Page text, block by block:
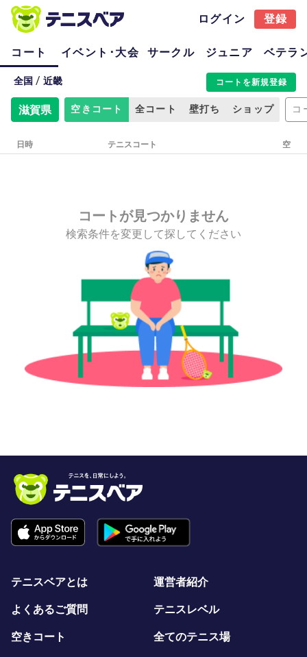
ログイン 登録
コート イベント･大会 サークル ジュニア ベテラ
全国 / 近畿 コートを新規登録
滋賀県 空きコート 全コート 壁打ち ショップ コ
日時 テニスコート 空
コートが見つかりません
検索条件を変更して探してください
テニスベアとは 運営者紹介
よくあるご質問 テニスレベル
空きコート 全てのテニス場